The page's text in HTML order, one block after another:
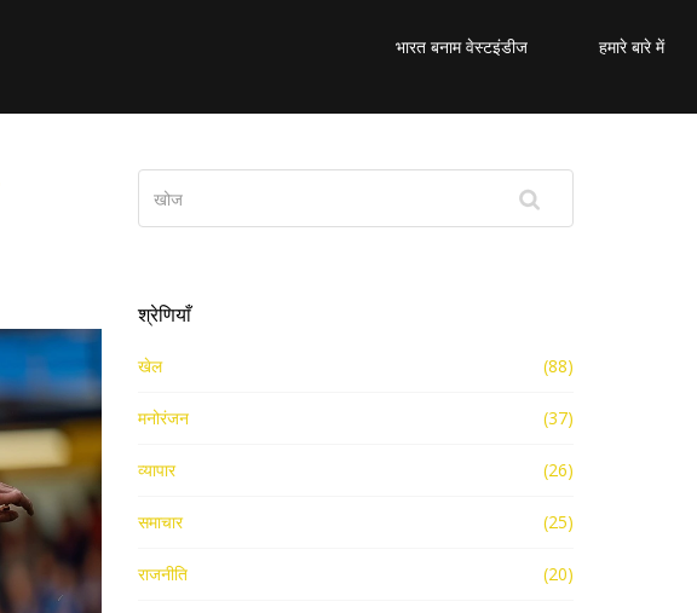
भारत बनाम वेस्टइंडीज हमारे बारे में
श्रेणियाँ
खेल (88)
मनोरंजन (37)
व्यापार (26)
समाचार (25)
राजनीति (20)